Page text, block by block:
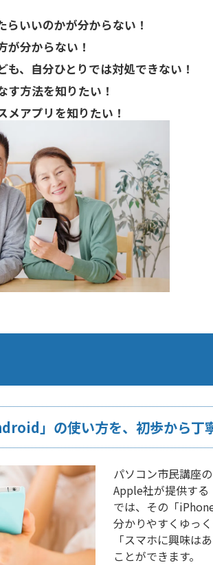
いいのかが分からない！
分からない！
、自分ひとりでは対処できない！
方法を知りたい！
アプリを知りたい！
」の使い方を、初歩から丁
パソコン市民講座
Apple社が提供す
では、その「
分かりやすくゆっ
「スマホに興味は
ことができます。